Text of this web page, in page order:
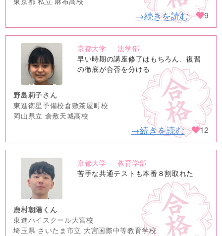
→続きを読む 9
no
image
京都大学
法学部
早い時期の講座修了はもちろん、復習
の徹底が合否を分ける
野島莉子さん
東進衛星予備校倉敷茶屋町校
岡山県立 倉敷天城高校
→続きを読む 12
no
image
京都大学
教育学部
苦手な共通テストも本番８割取れた
鹿村朝陽くん
東進ハイスクール大宮校
埼玉県 さいたま市立 大宮国際中等教育学校